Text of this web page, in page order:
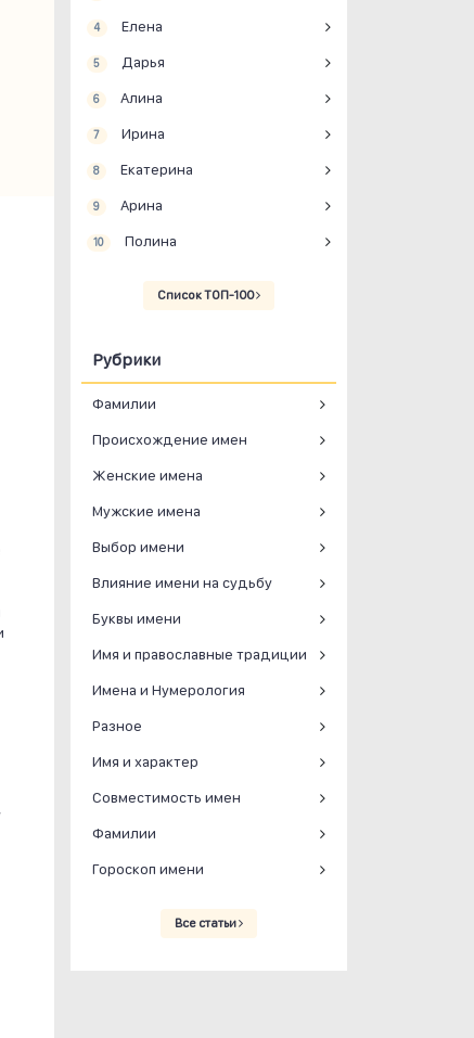
4 Елена
5 Дарья
6 Алина
7 Ирина
8 Екатерина
9 Арина
10 Полина
Список ТОП-100
Рубрики
Фамилии
Происхождение имен
Женские имена
Мужские имена
Выбор имени
Влияние имени на судьбу
Буквы имени
Имя и православные традиции
Имена и Нумерология
Разное
Имя и характер
Совместимость имен
Фамилии
Гороскоп имени
Все статьи